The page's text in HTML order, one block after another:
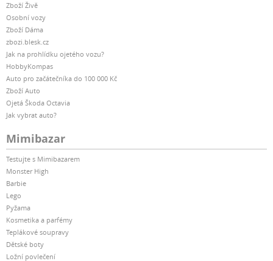
Zboží Živě
Osobní vozy
Zboží Dáma
zbozi.blesk.cz
Jak na prohlídku ojetého vozu?
HobbyKompas
Auto pro začátečníka do 100 000 Kč
Zboží Auto
Ojetá Škoda Octavia
Jak vybrat auto?
Mimibazar
Testujte s Mimibazarem
Monster High
Barbie
Lego
Pyžama
Kosmetika a parfémy
Teplákové soupravy
Dětské boty
Ložní povlečení